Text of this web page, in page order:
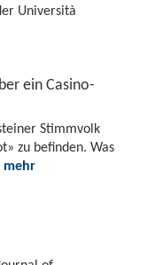
Università
ein Casino-
Stimmvolk
zu befinden. Was
mehr